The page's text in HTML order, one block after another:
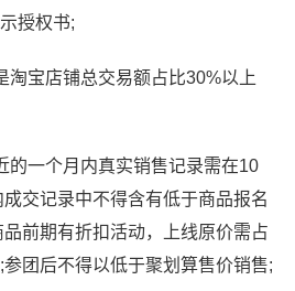
授权书;
淘宝店铺总交易额占比30%以上
的一个月内真实销售记录需在10
交记录中不得含有低于商品报名
前期有折扣活动，上线原价需占
团后不得以低于聚划算售价销售;